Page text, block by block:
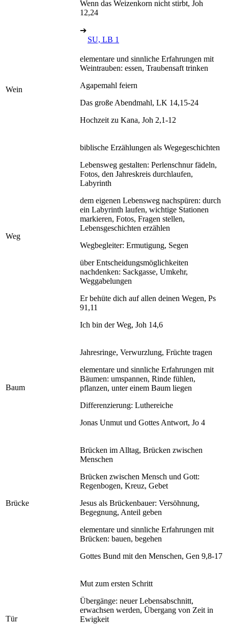
Wenn das Weizenkorn nicht stirbt, Joh
12,24
➔
SU, LB 1
Wein
elementare und sinnliche Erfahrungen mit
Weintrauben: essen, Traubensaft trinken
Agapemahl feiern
Das große Abendmahl, LK 14,15-24
Hochzeit zu Kana, Joh 2,1-12
Weg
biblische Erzählungen als Wegegeschichten
Lebensweg gestalten: Perlenschnur fädeln,
Fotos, den Jahreskreis durchlaufen,
Labyrinth
dem eigenen Lebensweg nachspüren: durch
ein Labyrinth laufen, wichtige Stationen
markieren, Fotos, Fragen stellen,
Lebensgeschichten erzählen
Wegbegleiter: Ermutigung, Segen
über Entscheidungsmöglichkeiten
nachdenken: Sackgasse, Umkehr,
Weggabelungen
Er behüte dich auf allen deinen Wegen, Ps
91,11
Ich bin der Weg, Joh 14,6
Baum
Jahresringe, Verwurzlung, Früchte tragen
elementare und sinnliche Erfahrungen mit
Bäumen: umspannen, Rinde fühlen,
pflanzen, unter einem Baum liegen
Differenzierung: Luthereiche
Jonas Unmut und Gottes Antwort, Jo 4
Brücke
Brücken im Alltag, Brücken zwischen
Menschen
Brücken zwischen Mensch und Gott:
Regenbogen, Kreuz, Gebet
Jesus als Brückenbauer: Versöhnung,
Begegnung, Anteil geben
elementare und sinnliche Erfahrungen mit
Brücken: bauen, begehen
Gottes Bund mit den Menschen, Gen 9,8-17
Tür
Mut zum ersten Schritt
Übergänge: neuer Lebensabschnitt,
erwachsen werden, Übergang von Zeit in
Ewigkeit